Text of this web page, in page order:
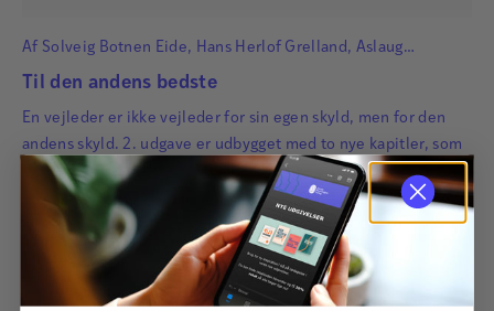
Af Solveig Botnen Eide, Hans Herlof Grelland, Aslaug
Kristiansen,Hans Inge Sævareid
Til den andens bedste
En vejleder er ikke vejleder for sin egen skyld, men for den
andens skyld. 2. udgave er udbygget med to nye kapitler, som
ser på hhv. eksistentiel sårbarhed i et vejledningsperspektiv
og samrefleksion som en vej til bedre samtaler.
290,00 kr.